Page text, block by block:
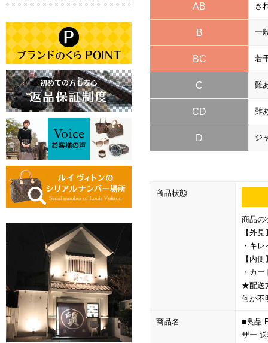
AB き
B 一
BC 若
C 難
CD 難
D ジ
商品状態
商品の
【外
・キ
【内
・カ
★配送
何か不
商品名
■良品
ザー